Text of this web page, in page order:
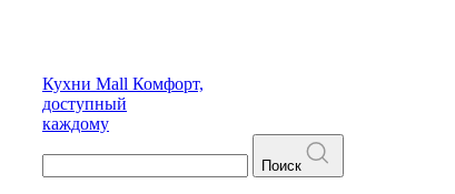
Кухни Mall Комфорт,
доступный
каждому
Поиск